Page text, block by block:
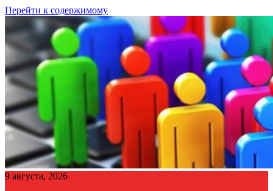
Перейти к содержимому
9 августа, 2026